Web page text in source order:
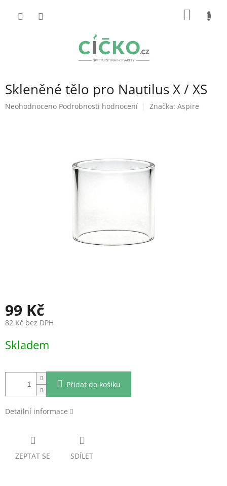
Skleněné tělo pro Nautilus X / XS
Průměrné
Neohodnoceno Podrobnosti hodnocení Značka: Aspire
99 Kč
82 Kč bez DPH
cena:
Skladem
Přidat do košíku
Detailní informace
ZEPTAT SE SDÍLET